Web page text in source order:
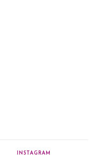
INSTAGRAM